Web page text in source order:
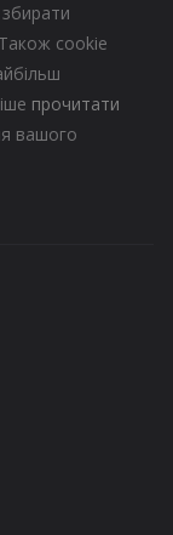
cookie
прочитати
вашого